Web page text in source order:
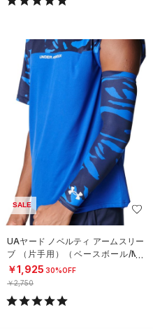
SALE
UAヤード ノベルティ アームスリー
ブ （片手用）（ベースボール/ME
N）
￥1,925 30%OFF
￥2,750